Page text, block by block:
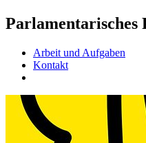
Parlamentarisches
Arbeit und Aufgaben
Kontakt